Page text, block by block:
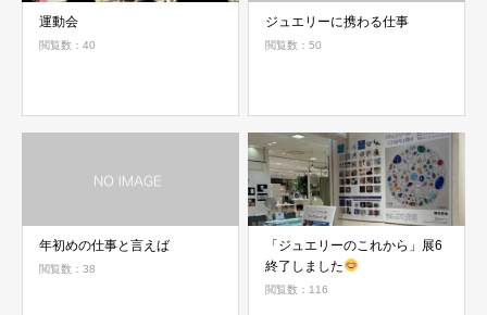
運動会
閲覧数：40
ジュエリーに携わる仕事
閲覧数：50
年初めの仕事と言えば
閲覧数：38
「ジュエリーのこれから」展6
終了しました
閲覧数：116